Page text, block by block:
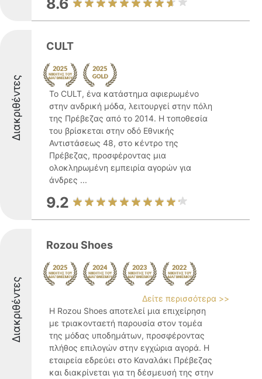
8.6
Διακριθέντες
CULT
Το CULT, ένα κατάστημα αφιερωμένο
στην ανδρική μόδα, λειτουργεί στην πόλη
της Πρέβεζας από το 2014. Η τοποθεσία
του βρίσκεται στην οδό Εθνικής
Αντιστάσεως 48, στο κέντρο της
Πρέβεζας, προσφέροντας μια
ολοκληρωμένη εμπειρία αγορών για
άνδρες ...
9.2
Διακριθέντες
Rozou Shoes
Δείτε περισσότερα >>
Η Rozou Shoes αποτελεί μια επιχείρηση
με τριακονταετή παρουσία στον τομέα
της μόδας υποδημάτων, προσφέροντας
πλήθος επιλογών στην εγχώρια αγορά. Η
εταιρεία εδρεύει στο Καναλάκι Πρέβεζας
και διακρίνεται για τη δέσμευσή της στην